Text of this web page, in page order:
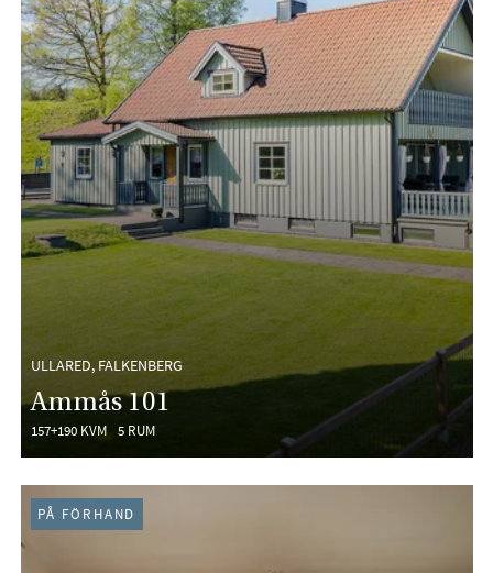
ULLARED, FALKENBERG
Ammås 101
157+190 KVM 5 RUM
PÅ FÖRHAND